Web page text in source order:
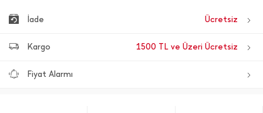
İade Ücretsiz
Kargo 1500 TL ve Üzeri Ücretsiz
Fiyat Alarmı